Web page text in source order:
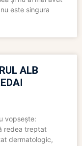
este singura
ALB
vopsește:
redea treptat
dermatologic,